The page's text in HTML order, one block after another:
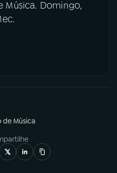
Música. Domingo,
de Música